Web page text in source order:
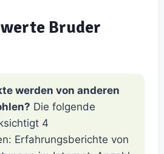
Bruder
werden von anderen
Die folgende
4
Erfahrungsberichte von